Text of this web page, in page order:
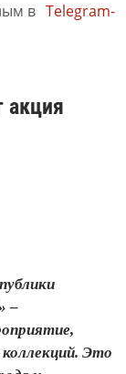
в Telegram-
акция
–
коллекций. Это